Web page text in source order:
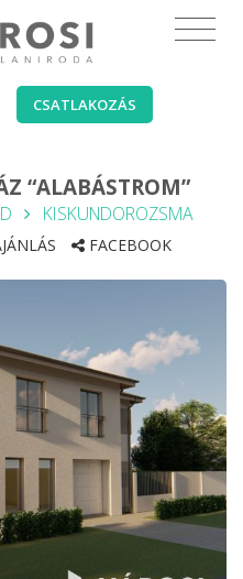
CSATLAKOZÁS
“ALABÁSTROM”
KISKUNDOROZSMA
FACEBOOK